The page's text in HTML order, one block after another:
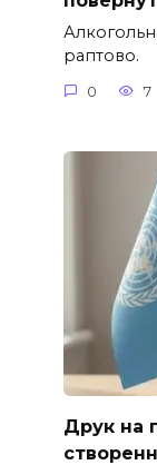
раптово.
0 7
Друк на